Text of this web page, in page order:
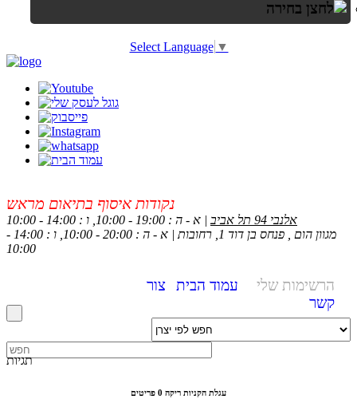
Select Language ▼
נקודות איסוף בתיאום מראש
אלנבי 94 תל אביב
| א - ה : 19:00 - 10:00, ו : 14:00 - 10:00
מגוון הום , פנחס בן דוד 1, רחובות | א - ה : 20:00 - 10:00, ו : 14:00 -
10:00
הרשימות שלי עמוד הבית
צור
קשר
תגיות
עגלת הקניות ריקה 0 פריטים